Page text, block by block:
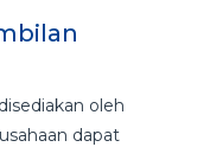
oleh
dapat